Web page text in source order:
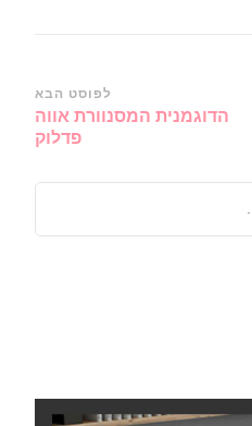
לפוסט הבא
הדוגמנית המסנוורת אווה
פדלוק